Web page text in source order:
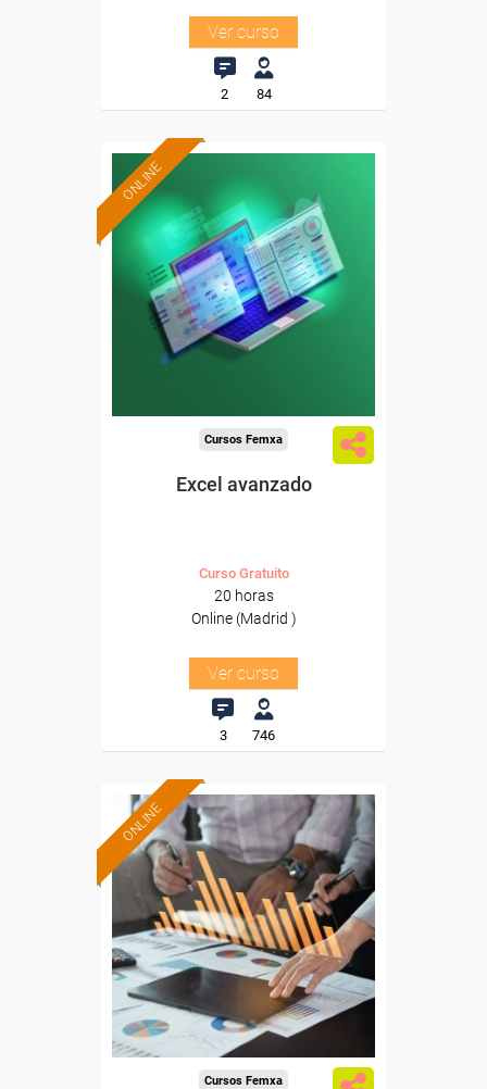
Ver curso
2 84
ONLINE
Formación 100%
subvencionada.
Para trabajadores y
autónomos de Madrid.
Para todos los sectores.
Cursos Femxa
Excel avanzado
Curso Gratuito
20 horas
Online (Madrid )
Ver curso
3 746
ONLINE
Formación 100%
subvencionada.
Para trabajadores y
autónomos de Madrid.
Para todos los sectores.
Cursos Femxa